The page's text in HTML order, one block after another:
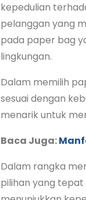
kepedulian
pelanggan yang
pada paper bag
lingkungan.
Dalam memilih
sesuai dengan
menarik untuk
Baca Juga:
Dalam rangka
pilihan yang